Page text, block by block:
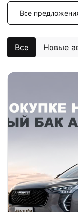
Все Новые
Все